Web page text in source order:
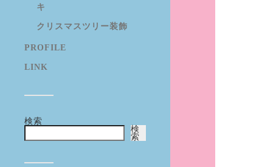
キ
クリスマスツリー装飾
PROFILE
LINK
検索
検
索